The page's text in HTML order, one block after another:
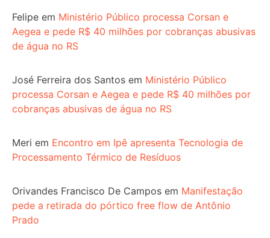
Felipe em Ministério Público processa Corsan e
Aegea e pede R$ 40 milhões por cobranças abusivas
de água no RS
José Ferreira dos Santos em Ministério Público
processa Corsan e Aegea e pede R$ 40 milhões por
cobranças abusivas de água no RS
Meri em Encontro em Ipê apresenta Tecnologia de
Processamento Térmico de Resíduos
Orivandes Francisco De Campos em Manifestação
pede a retirada do pórtico free flow de Antônio
Prado